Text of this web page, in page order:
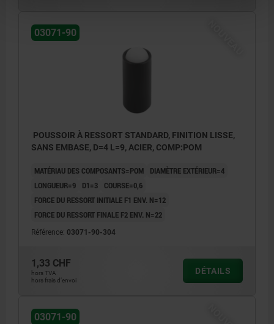
03071-90
POUSSOIR À RESSORT STANDARD, FINITION LISSE,
SANS EMBASE, D=4 L=9, ACIER, COMP:POM
MATÉRIAU DES COMPOSANTS=POM
DIAMÈTRE EXTÉRIEUR=4
LONGUEUR=9
D1=3
COURSE=0,6
FORCE DU RESSORT INITIALE F1 ENV. N=12
FORCE DU RESSORT FINALE F2 ENV. N=22
Référence: 03071-90-304
1,33 CHF
hors TVA
hors frais d’envoi
DÉTAILS
03071-90